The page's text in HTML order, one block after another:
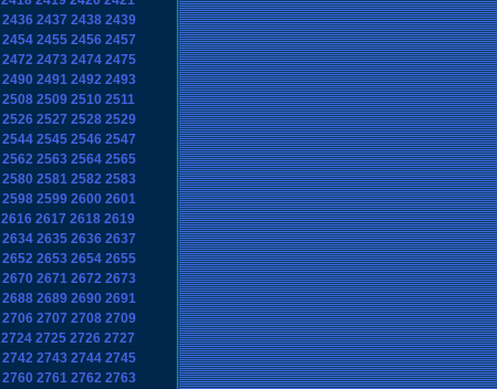
2436 2437 2438 2439
2454 2455 2456 2457
2472 2473 2474 2475
2490 2491 2492 2493
2508 2509 2510 2511
2526 2527 2528 2529
2544 2545 2546 2547
2562 2563 2564 2565
2580 2581 2582 2583
2598 2599 2600 2601
2616 2617 2618 2619
2634 2635 2636 2637
2652 2653 2654 2655
2670 2671 2672 2673
2688 2689 2690 2691
2706 2707 2708 2709
2724 2725 2726 2727
2742 2743 2744 2745
2760 2761 2762 2763